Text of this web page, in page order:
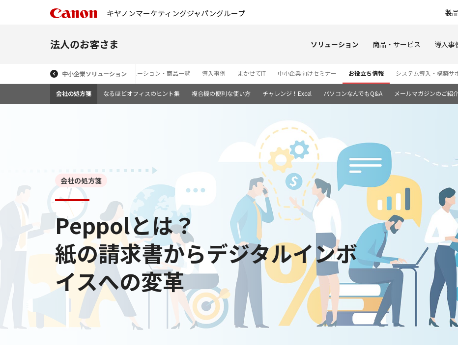
キヤノンマーケティングジャパングループ 製
法人のお客さま ソリューション 商品・サービス 導入事
中小企業ソリューションソリューション・商品一覧 導入事例 まかせてIT 中小企業向けセミナー お役立ち情報 システム導入・構築サ
会社の処方箋 なるほどオフィスのヒント集 複合機の便利な使い方 チャレンジ！Excel パソコンなんでもQ&A メールマガジンのご紹介
Peppolとは？
紙の請求書からデジタルインボ
イスへの変革
会社の処方箋